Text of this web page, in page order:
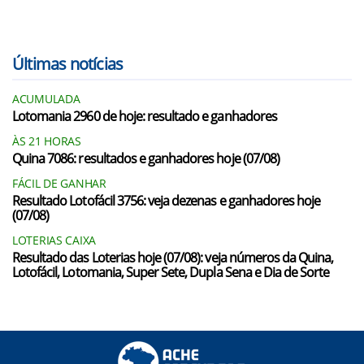
Últimas notícias
ACUMULADA
Lotomania 2960 de hoje: resultado e ganhadores
ÀS 21 HORAS
Quina 7086: resultados e ganhadores hoje (07/08)
FÁCIL DE GANHAR
Resultado Lotofácil 3756: veja dezenas e ganhadores hoje
(07/08)
LOTERIAS CAIXA
Resultado das Loterias hoje (07/08): veja números da Quina,
Lotofácil, Lotomania, Super Sete, Dupla Sena e Dia de Sorte